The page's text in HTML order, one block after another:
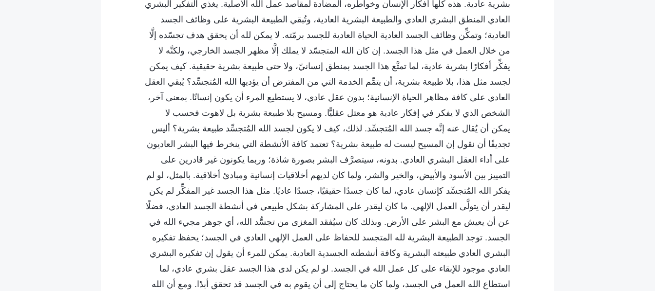
بشرية عادية. هذه كلّها أفكار الإنسان وخواطره، المضادة لمقاصد عمل الله الأصلية. يغذي التفكير البشري
العادي المنطق البشري العادي والطبيعة البشرية العادية، وتُبقي الطبيعة البشرية على وظائف الجسد
العادية؛ وتمكِّن وظائف الجسد العادية الحياة العادية للجسد برمّته. لا يمكن لله أن يحقق هدف تجسّده إلَّا
من خلال العمل في مثل هذا الجسد. إن كان الله المتجسّد لا يملك إلَّا مظهر الجسد الخارجي، ولكنَّه لا
يفكِّر أفكارًا بشرية عادية، لما تمتَّع هذا الجسد بمنطق إنسانيّ، ولا حتى طبيعة بشرية حقيقية. كيف يمكن
لجسد مثل هذا، بلا طبيعة بشرية، أن يتمِّم الخدمة التي من المفترض أن يؤديها الله المُتجسِّد؟ يُبقي العقل
العادي على كافة مظاهر الحياة الإنسانية؛ بدون عقل عادي، لا يستطيع المرء أن يكون إنسانًا. بمعنى آخر،
الشخص الذي لا يفكر في إفكار عادية هو معتل عقليًّا. ومسيح بلا طبيعة بشرية بل لاهوت فحسب لا
يمكن أن يُقال عنه إنَّه جسد الله المُتجسِّد. لذلك، كيف لا يكون لجسد الله المُتجسِّد طبيعة بشرية؟ أليس
تجديفًا أن نقول إن المسيح ليست له طبيعة بشرية؟ تعتمد كافة الأنشطة التي ينخرط فيها البشر العاديون
على أداء العقل البشري العادي. بدونه، سيتصرَّف البشر بصورة شاذة؛ وربما يكونون غير قادرين على
التمييز بين الأسود والأبيض، والخير والشر، ولما كان لديهم أخلاقيات إنسانية ومبادئ أخلاقية. بالمثل، لو لم
يفكر الله المُتجسِّد كإنسان عادي، لما كان جسدًا حقيقيًا، جسدًا عاديًا. مثل هذا الجسد غير المفكِّر لم يكن
ليقدر أن يتولَّى العمل الإلهي. ما كان ليقدر على المشاركة بشكل طبيعي في أنشطة الجسد العادي، فضلًا
عن أن يعيش مع البشر على الأرض. وبذلك كان سيُفقد المغزى من تجسُّد الله، أي جوهر مجيء الله في
الجسد. توجد الطبيعة البشرية لله المتجسد للحفاظ على العمل الإلهي العادي في الجسد؛ يحفظ تفكيره
البشري العادي طبيعته البشرية وكافة أنشطته الجسدية العادية. يمكن للمرء أن يقول إن تفكيره البشري
العادي موجود للإبقاء على كل عمل الله في الجسد. لو لم يكن لدى هذا الجسد عقل بشري عادي، لما
استطاع الله العمل في الجسد، ولما كان ما يحتاج إلى أن يقوم به في الجسد قد تحقق أبدًا. ومع أن الله